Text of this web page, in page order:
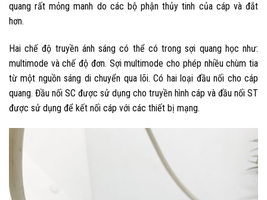
quang rất mỏng manh do các bộ phận thủy tinh của cáp và đắt
hơn.
Hai chế độ truyền ánh sáng có thể có trong sợi quang học như:
multimode và chế độ đơn. Sợi multimode cho phép nhiều chùm tia
từ một nguồn sáng di chuyển qua lõi.Có hai loại đầu nối cho cáp
quang. Đầu nối SC được sử dụng cho truyền hình cáp và đầu nối ST
được sử dụng để kết nối cáp với các thiết bị mạng.